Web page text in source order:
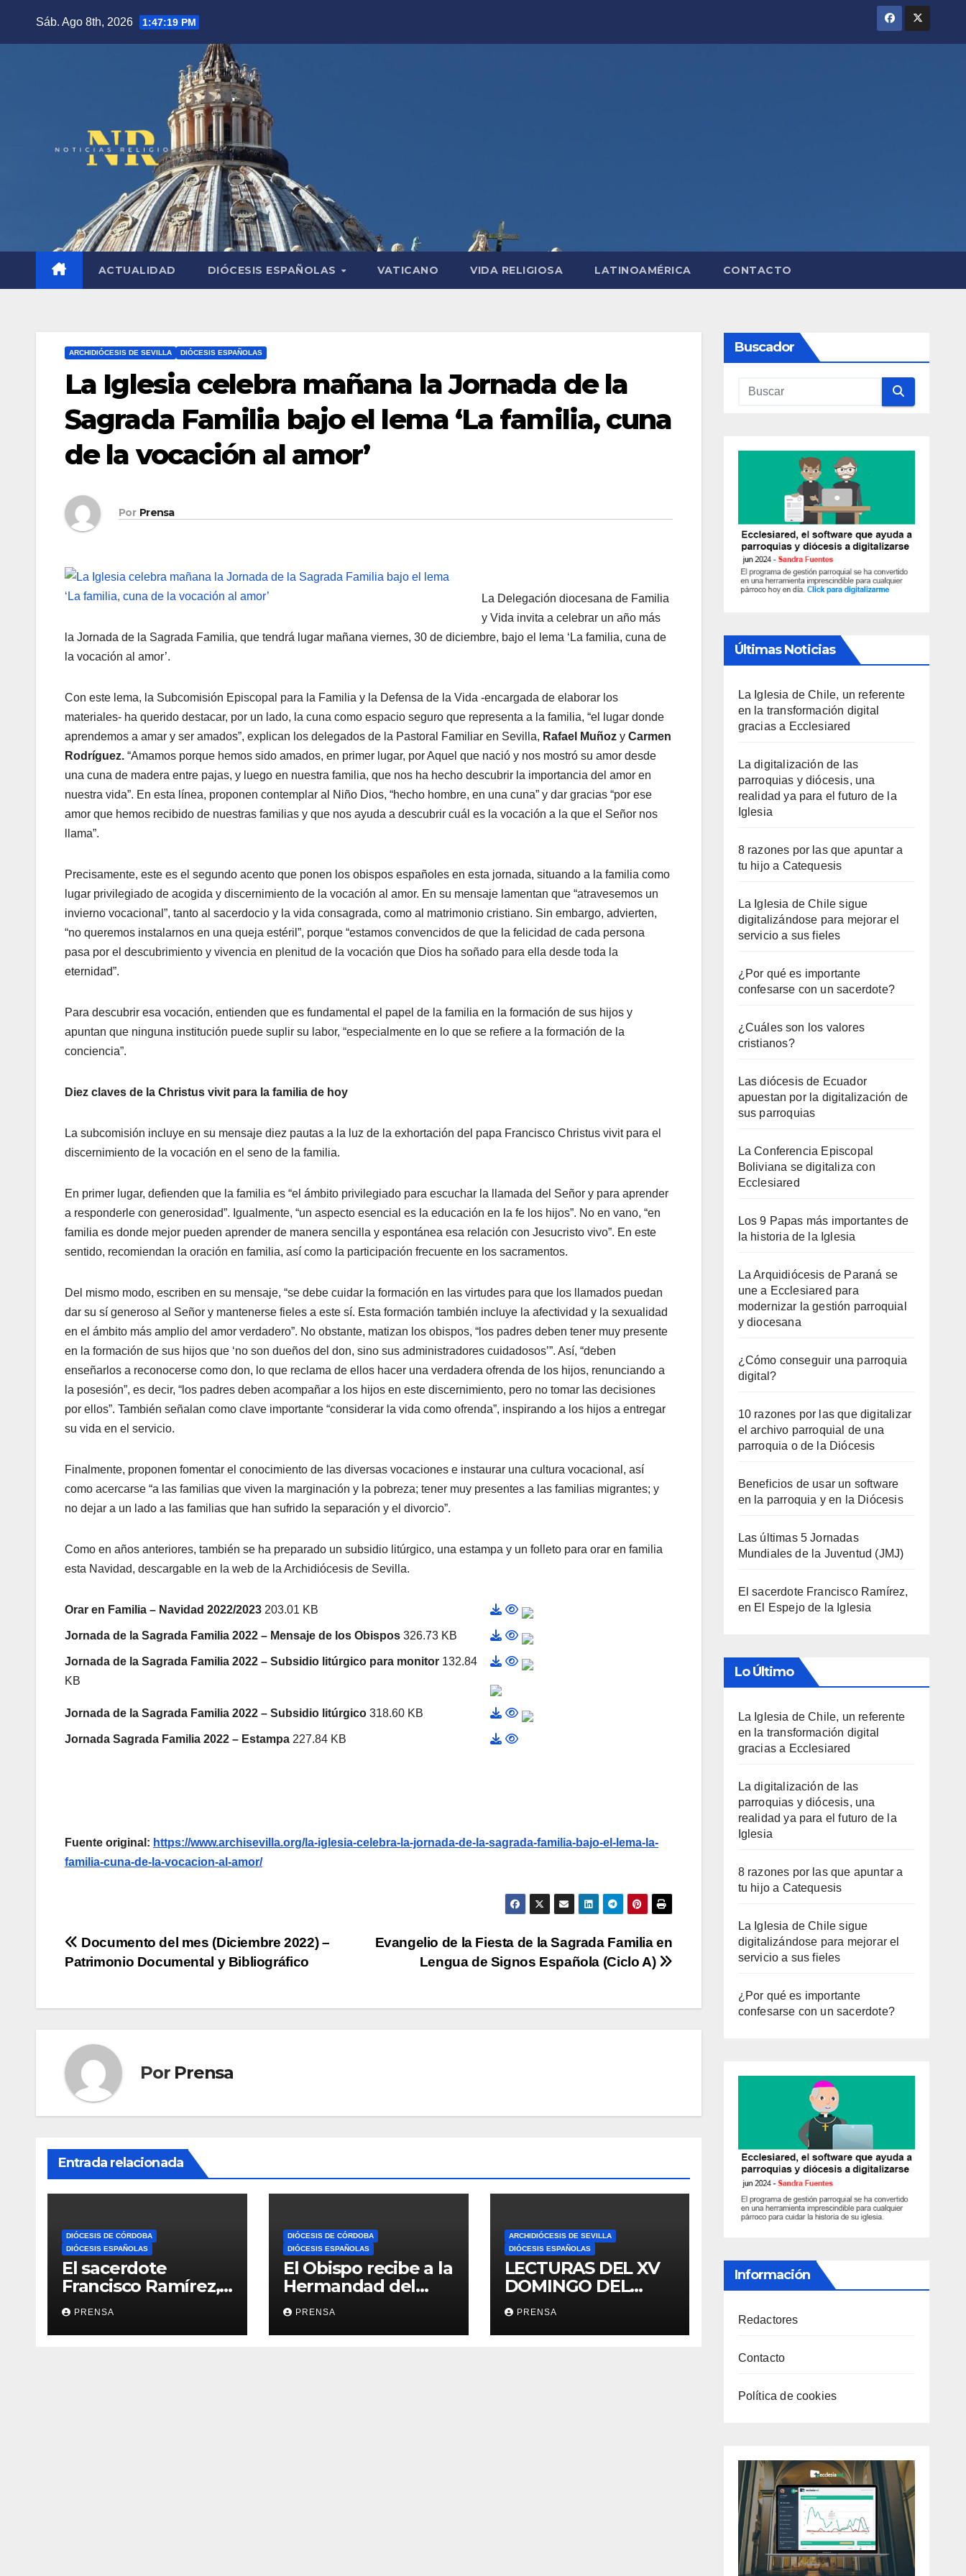
Sáb. Ago 8th, 2026 1:47:20 PM
ACTUALIDAD DIÓCESIS ESPAÑOLAS VATICANO VIDA RELIGIOSA LATINOAMÉRICA CONTACTO
ARCHIDIÓCESIS DE SEVILLA DIÓCESIS ESPAÑOLAS
La Iglesia celebra mañana la Jornada de la
Sagrada Familia bajo el lema ‘La familia, cuna
de la vocación al amor’
Por Prensa
La Delegación diocesana de Familia
y Vida invita a celebrar un año más
la Jornada de la Sagrada Familia, que tendrá lugar mañana viernes, 30 de diciembre, bajo el lema ‘La familia, cuna de
la vocación al amor’.
Con este lema, la Subcomisión Episcopal para la Familia y la Defensa de la Vida -encargada de elaborar los
materiales- ha querido destacar, por un lado, la cuna como espacio seguro que representa a la familia, “el lugar donde
aprendemos a amar y ser amados”, explican los delegados de la Pastoral Familiar en Sevilla, Rafael Muñoz y Carmen
Rodríguez. “Amamos porque hemos sido amados, en primer lugar, por Aquel que nació y nos mostró su amor desde
una cuna de madera entre pajas, y luego en nuestra familia, que nos ha hecho descubrir la importancia del amor en
nuestra vida”. En esta línea, proponen contemplar al Niño Dios, “hecho hombre, en una cuna” y dar gracias “por ese
amor que hemos recibido de nuestras familias y que nos ayuda a descubrir cuál es la vocación a la que el Señor nos
llama”.
Precisamente, este es el segundo acento que ponen los obispos españoles en esta jornada, situando a la familia como
lugar privilegiado de acogida y discernimiento de la vocación al amor. En su mensaje lamentan que “atravesemos un
invierno vocacional”, tanto al sacerdocio y la vida consagrada, como al matrimonio cristiano. Sin embargo, advierten,
“no queremos instalarnos en una queja estéril”, porque “estamos convencidos de que la felicidad de cada persona
pasa por el descubrimiento y vivencia en plenitud de la vocación que Dios ha soñado para ella desde toda la
eternidad”.
Para descubrir esa vocación, entienden que es fundamental el papel de la familia en la formación de sus hijos y
apuntan que ninguna institución puede suplir su labor, “especialmente en lo que se refiere a la formación de la
conciencia”.
Diez claves de la Christus vivit para la familia de hoy
La subcomisión incluye en su mensaje diez pautas a la luz de la exhortación del papa Francisco Christus vivit para el
discernimiento de la vocación en el seno de la familia.
En primer lugar, defienden que la familia es “el ámbito privilegiado para escuchar la llamada del Señor y para aprender
a responderle con generosidad”. Igualmente, “un aspecto esencial es la educación en la fe los hijos”. No en vano, “en
familia es donde mejor pueden aprender de manera sencilla y espontánea esa relación con Jesucristo vivo”. En este
sentido, recomiendan la oración en familia, así como la participación frecuente en los sacramentos.
Del mismo modo, escriben en su mensaje, “se debe cuidar la formación en las virtudes para que los llamados puedan
dar su sí generoso al Señor y mantenerse fieles a este sí. Esta formación también incluye la afectividad y la sexualidad
en el ámbito más amplio del amor verdadero”. No obstante, matizan los obispos, “los padres deben tener muy presente
en la formación de sus hijos que ‘no son dueños del don, sino sus administradores cuidadosos’”. Así, “deben
enseñarlos a reconocerse como don, lo que reclama de ellos hacer una verdadera ofrenda de los hijos, renunciando a
la posesión”, es decir, “los padres deben acompañar a los hijos en este discernimiento, pero no tomar las decisiones
por ellos”. También señalan como clave importante “considerar la vida como ofrenda”, inspirando a los hijos a entregar
su vida en el servicio.
Finalmente, proponen fomentar el conocimiento de las diversas vocaciones e instaurar una cultura vocacional, así
como acercarse “a las familias que viven la marginación y la pobreza; tener muy presentes a las familias migrantes; y
no dejar a un lado a las familias que han sufrido la separación y el divorcio”.
Como en años anteriores, también se ha preparado un subsidio litúrgico, una estampa y un folleto para orar en familia
esta Navidad, descargable en la web de la Archidiócesis de Sevilla.
Orar en Familia – Navidad 2022/2023 203.01 KB
Jornada de la Sagrada Familia 2022 – Mensaje de los Obispos 326.73 KB
Jornada de la Sagrada Familia 2022 – Subsidio litúrgico para monitor 132.84
KB
Jornada de la Sagrada Familia 2022 – Subsidio litúrgico 318.60 KB
Jornada Sagrada Familia 2022 – Estampa 227.84 KB
Fuente original: https://www.archisevilla.org/la-iglesia-celebra-la-jornada-de-la-sagrada-familia-bajo-el-lema-la-
familia-cuna-de-la-vocacion-al-amor/
Navegación
entradas
Evangelio de la Fiesta de la Sagrada Familia en
Lengua de Signos Española (Ciclo A)
Documento del mes (Diciembre 2022) –
Patrimonio Documental y Bibliográfico
Por Prensa
Entrada relacionada
DIÓCESIS DE CÓRDOBA
DIÓCESIS ESPAÑOLAS
El sacerdote
Francisco Ramírez,
en El Espejo de la
Iglesia
PRENSA
DIÓCESIS DE CÓRDOBA
DIÓCESIS ESPAÑOLAS
El Obispo recibe a la
Hermandad del
Calvario
PRENSA
ARCHIDIÓCESIS DE SEVILLA
DIÓCESIS ESPAÑOLAS
LECTURAS DEL XV
DOMINGO DEL
TIEMPO
ORDINARIO (A)
PRENSA
Buscador
Últimas Noticias
La Iglesia de Chile, un referente
en la transformación digital
gracias a Ecclesiared
La digitalización de las
parroquias y diócesis, una
realidad ya para el futuro de la
Iglesia
8 razones por las que apuntar a
tu hijo a Catequesis
La Iglesia de Chile sigue
digitalizándose para mejorar el
servicio a sus fieles
¿Por qué es importante
confesarse con un sacerdote?
¿Cuáles son los valores
cristianos?
Las diócesis de Ecuador
apuestan por la digitalización de
sus parroquias
La Conferencia Episcopal
Boliviana se digitaliza con
Ecclesiared
Los 9 Papas más importantes de
la historia de la Iglesia
La Arquidiócesis de Paraná se
une a Ecclesiared para
modernizar la gestión parroquial
y diocesana
¿Cómo conseguir una parroquia
digital?
10 razones por las que digitalizar
el archivo parroquial de una
parroquia o de la Diócesis
Beneficios de usar un software
en la parroquia y en la Diócesis
Las últimas 5 Jornadas
Mundiales de la Juventud (JMJ)
El sacerdote Francisco Ramírez,
en El Espejo de la Iglesia
Lo Último
La Iglesia de Chile, un referente
en la transformación digital
gracias a Ecclesiared
La digitalización de las
parroquias y diócesis, una
realidad ya para el futuro de la
Iglesia
8 razones por las que apuntar a
tu hijo a Catequesis
La Iglesia de Chile sigue
digitalizándose para mejorar el
servicio a sus fieles
¿Por qué es importante
confesarse con un sacerdote?
Información
Redactores
Contacto
Política de cookies